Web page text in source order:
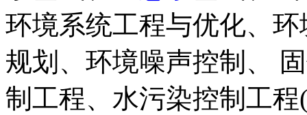
环境系统工程与优化、
规划、环境噪声控制、
制工程、水污染控制工